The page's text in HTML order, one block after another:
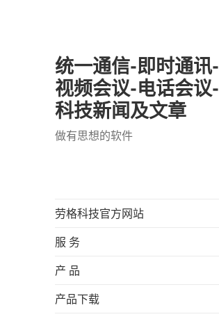
统一通信-即时通讯-
视频会议-电话会议-
科技新闻及文章
做有思想的软件
劳格科技官方网站
服 务
产 品
产品下载